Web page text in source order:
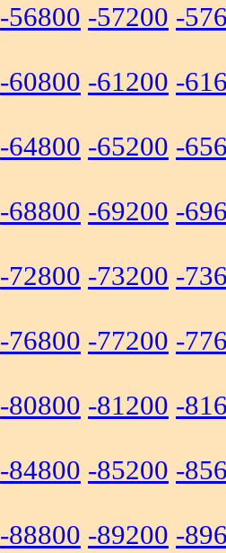
-56800 -57200 -
-60800 -61200 -
-64800 -65200 -
-68800 -69200 -
-72800 -73200 -
-76800 -77200 -
-80800 -81200 -
-84800 -85200 -
-88800 -89200 -